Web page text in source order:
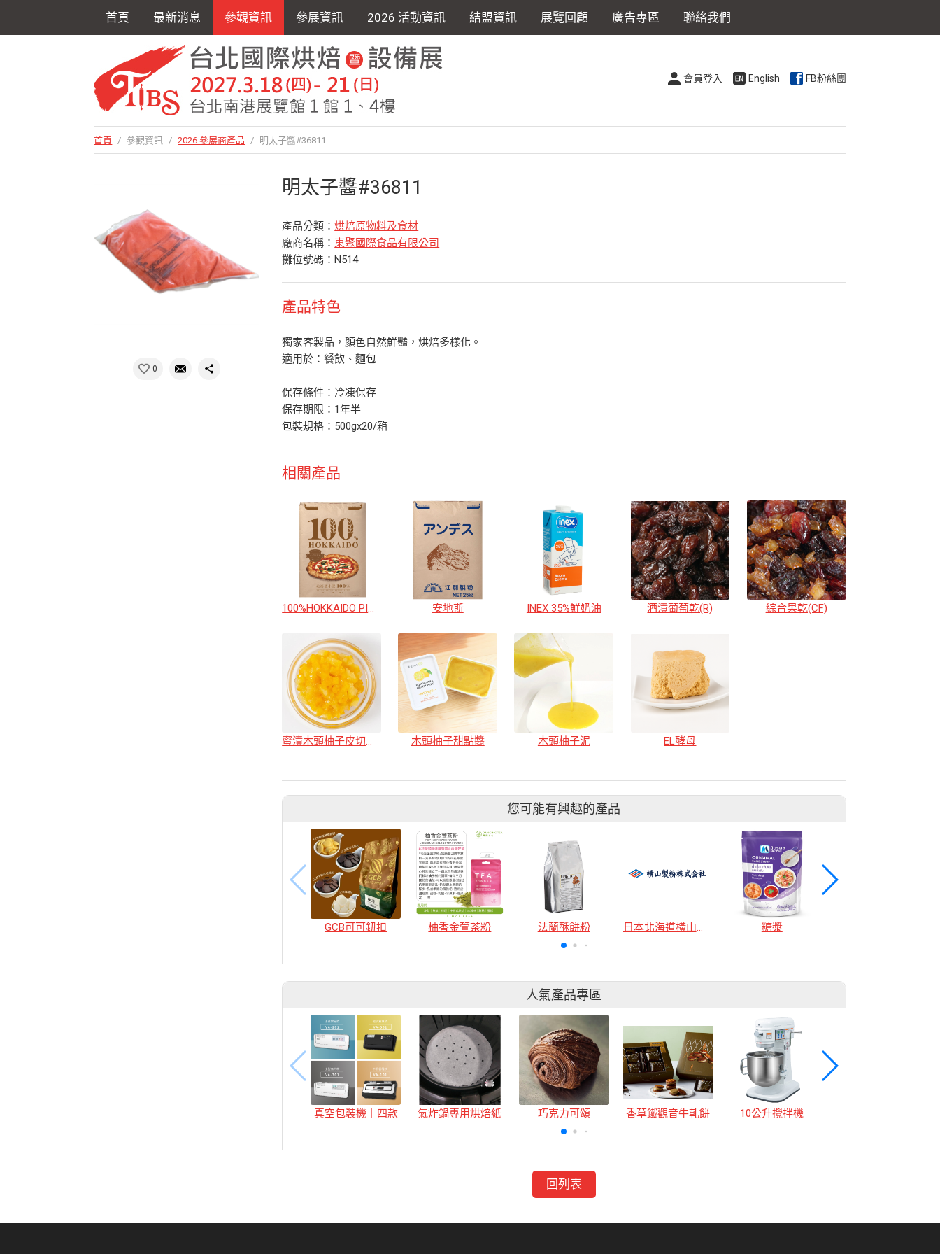
首頁 最新消息 參觀資訊 參展資訊 2026 活動資訊 結盟資訊 展覽回顧 廣告專區 聯絡我們
會員登入 English FB粉絲團
首頁 / 參觀資訊 / 2026 參展商產品 / 明太子醬#36811
0
明太子醬#36811
產品分類：烘焙原物料及食材
廠商名稱： 東聚國際食品有限公司
攤位號碼：N514
產品特色
獨家客製品，顏色自然鮮豔，烘焙多樣化。
適用於：餐飲、麵包
保存條件：冷凍保存
保存期限：1年半
包裝規格：500gx20/箱
相關產品
100%HOKKAIDO PIZZA專用粉 安地斯 INEX 35%鮮奶油 酒漬葡萄乾(R) 綜合果乾(CF)
蜜漬木頭柚子皮切丁 4mm 木頭柚子甜點醬 木頭柚子泥 EL酵母
您可能有興趣的產品
GCB可可鈕扣 柚香金萱茶粉 法蘭酥餅粉 日本北海道橫山麵粉 糖漿
人氣產品專區
真空包裝機｜四款 氣炸鍋專用烘焙紙 巧克力可頌 香草鐵觀音牛軋餅 10公升攪拌機
回列表